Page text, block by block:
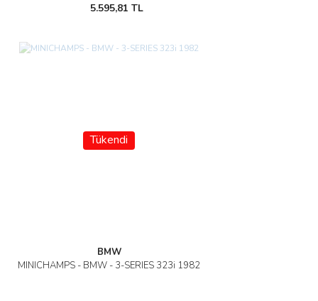
5.595,81 TL
Tükendi
BMW
MINICHAMPS - BMW - 3-SERIES 323i 1982